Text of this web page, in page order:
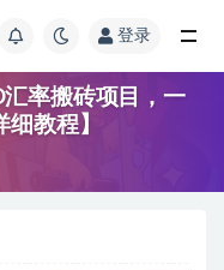
登录
汇率搬砖项目，一
教程】